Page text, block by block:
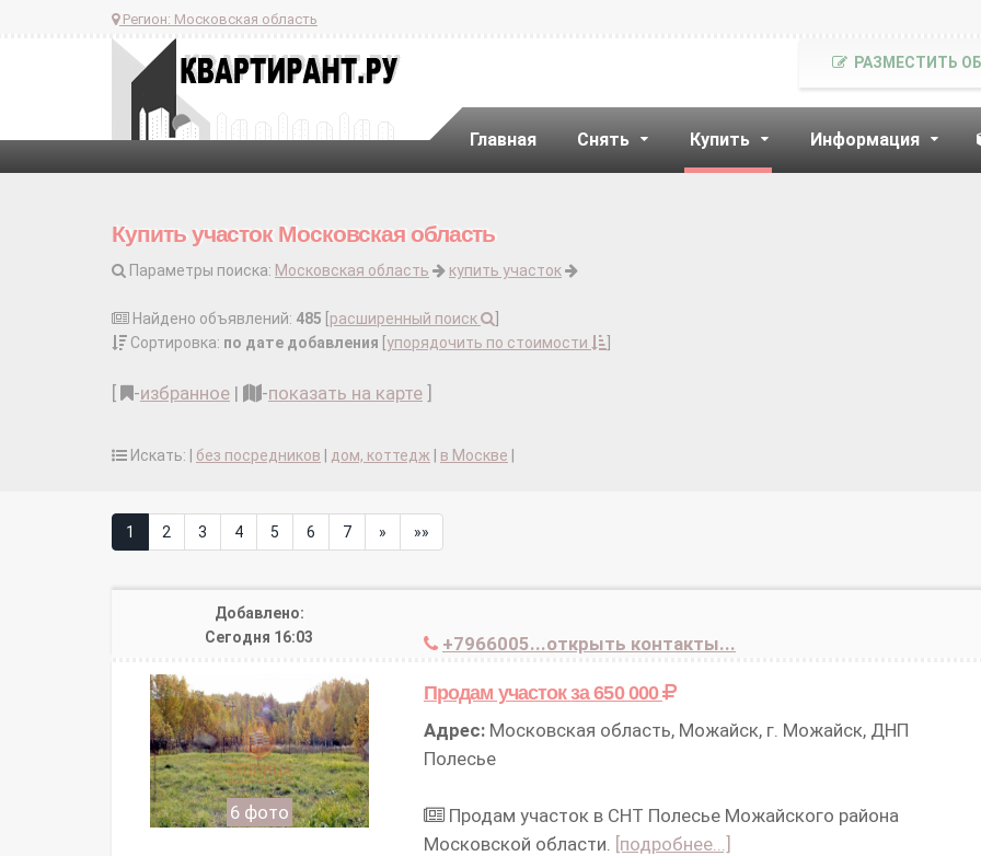
Регион: Московская область
Главная Снять Купить Информация
РАЗМЕСТИТЬ
Купить участок Московская область
Параметры поиска: Московская область купить участок
Найдено объявлений: 485 расширенный поиск
Сортировка: по дате добавления упорядочить по стоимости
-избранное | -показать на карте
Искать: | без посредников дом, коттедж в Москве
1 2 3 4 5 6 7 » »»
Добавлено:
Сегодня 16:03
+7966005...открыть контакты...
6 фото
Продам участокза 650 000
Адрес:Московская область, Можайск, г. Можайск, ДНП
Полесье
Продам участок в СНТ Полесье Можайского района
Московской области. [подробнее...]